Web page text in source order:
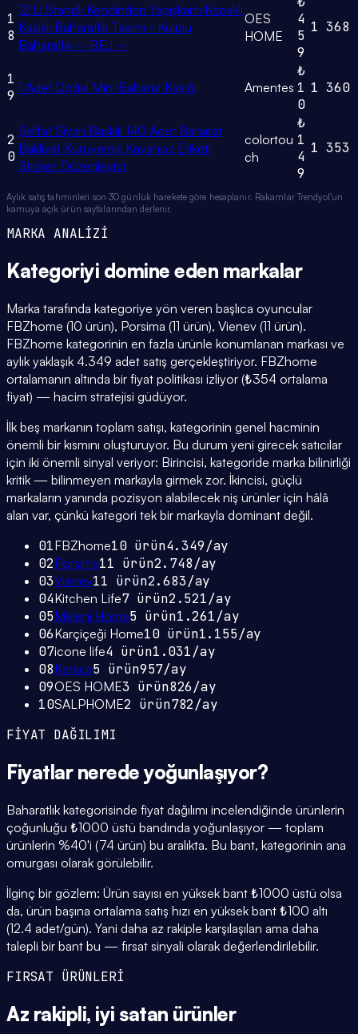
1
8
12 Li Standlı Kendinden Yapışkanlı Kapaklı
Kaşıklı Baharatlık Takımı - Kulplu
Baharatlık -- BEJ --
OES
HOME
4
5
9
1 368
1
9 1 Adet Doğal Mini Baharat Kaşığı Amentes
₺
1
0
1 360
2
0
Şeffaf Siyah Baskılı 140 Adet Baharat
Bakliyat Kuruyemiş Kavanoz Etiketi
Sticker Düzenleyici
colortou
ch
₺
1
4
9
1 353
Aylık satış tahminleri son 30 günlük harekete göre hesaplanır. Rakamlar Trendyol'un
kamuya açık ürün sayfalarından derlenir.
MARKA ANALİZİ
Kategoriyi domine eden markalar
Marka tarafında kategoriye yön veren başlıca oyuncular
FBZhome (10 ürün), Porsima (11 ürün), Vienev (11 ürün).
FBZhome kategorinin en fazla ürünle konumlanan markası ve
aylık yaklaşık 4.349 adet satış gerçekleştiriyor. FBZhome
ortalamanın altında bir fiyat politikası izliyor (₺354 ortalama
fiyat) — hacim stratejisi güdüyor.
İlk beş markanın toplam satışı, kategorinin genel hacminin
önemli bir kısmını oluşturuyor. Bu durum yeni girecek satıcılar
için iki önemli sinyal veriyor: Birincisi, kategoride marka bilinirliği
kritik — bilinmeyen markayla girmek zor. İkincisi, güçlü
markaların yanında pozisyon alabilecek niş ürünler için hâlâ
alan var, çünkü kategori tek bir markayla dominant değil.
01FBZhome10ürün4.349/ay
02Porsima11 ürün2.748/ay
03Vienev11 ürün2.683/ay
04Kitchen Life7ürün2.521/ay
05Meleni Home5 ürün1.261/ay
06Karçiçeği Home10ürün1.155/ay
07icone life4 ürün1.031/ay
08Karaca5 ürün957/ay
09OES HOME3 ürün826/ay
10SALPHOME2 ürün782/ay
FİYAT DAĞILIMI
Fiyatlar nerede yoğunlaşıyor?
Baharatlık kategorisinde fiyat dağılımı incelendiğinde ürünlerin
çoğunluğu ₺1000 üstü bandında yoğunlaşıyor — toplam
ürünlerin %40'i (74 ürün) bu aralıkta. Bu bant, kategorinin ana
omurgası olarak görülebilir.
İlginç bir gözlem: Ürün sayısı en yüksek bant ₺1000 üstü olsa
da, ürün başına ortalama satış hızı en yüksek bant ₺100 altı
(12.4 adet/gün). Yani daha az rakiple karşılaşılan ama daha
talepli bir bant bu — fırsat sinyali olarak değerlendirilebilir.
FIRSAT ÜRÜNLERİ
Az rakipli, iyi satan ürünler